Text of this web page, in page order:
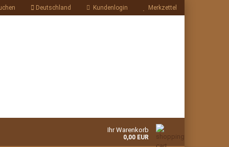
Deutschland Kundenlogin Merkzettel
Ihr Warenkorb
0,00 EUR